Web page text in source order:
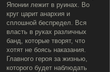
Японии лежит в руинах. Во
круг царит анархия и
сплошной беспредел. Вся
власть в руках различных
банд, которые творят, что
хотят не боясь наказания.
Главного героя за жизнью,
которого будет наблюдать